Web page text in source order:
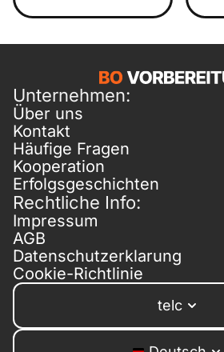
Unternehmen:
Über uns
Kontakt
Häufige Fragen
Kooperation
Erfolgsgeschichten
Rechtliche Info:
Impressum
AGB
Datenschutzerklarung
Cookie-Richtlinie
telc